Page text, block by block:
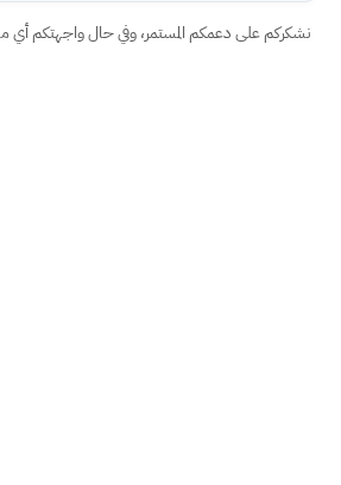
نشكركم على دعمكم المستمر، وفي حال واجهتكم أي